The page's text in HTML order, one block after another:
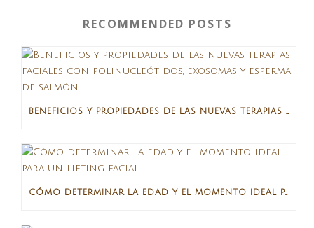
RECOMMENDED POSTS
BENEFICIOS Y PROPIEDADES DE LAS NUEVAS TERAPIAS FACIALES CON POLINUCLEÓTIDOS, EXOSOMAS Y ESPERMA DE SALMÓN
CÓMO DETERMINAR LA EDAD Y EL MOMENTO IDEAL PARA UN LIFTING FACIAL